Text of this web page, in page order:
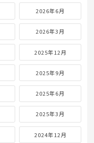
2026年6月
2026年3月
2025年12月
2025年9月
2025年6月
2025年3月
2024年12月